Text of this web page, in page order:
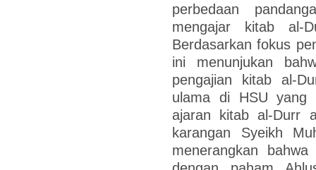
perbedaan
mengajar kitab al-
Berdasarkan fokus
ini menunjukan
pengajian kitab al-
ulama di HSU yang
ajaran kitab al-Durr
karangan Syeikh
menerangkan